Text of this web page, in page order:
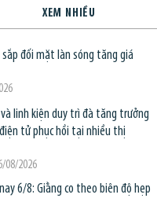
XEM NHIỀU
sắp đối mặt làn sóng tăng giá
linh kiện duy trì đà tăng trưởng
tử phục hồi tại nhiều thị
08/2026
6/8: Giằng co theo biên độ hẹp